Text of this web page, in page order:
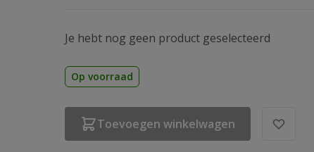
Je hebt nog geen product geselecteerd
Op voorraad
Toevoegen winkelwagen